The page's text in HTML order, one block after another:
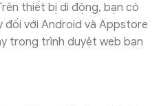
thiết bị di động, bạn có
đối với Android và Appstore
trong trình duyệt web bạn